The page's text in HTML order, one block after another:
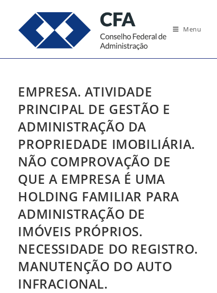
conteúdo
Menu
EMPRESA. ATIVIDADE
PRINCIPAL DE GESTÃO E
ADMINISTRAÇÃO DA
PROPRIEDADE IMOBILIÁRIA.
NÃO COMPROVAÇÃO DE
QUE A EMPRESA É UMA
HOLDING FAMILIAR PARA
ADMINISTRAÇÃO DE
IMÓVEIS PRÓPRIOS.
NECESSIDADE DO REGISTRO.
MANUTENÇÃO DO AUTO
INFRACIONAL.